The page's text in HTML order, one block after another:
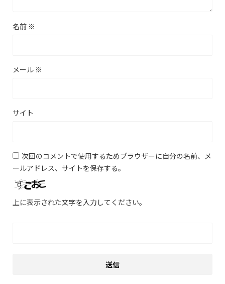
名前 ※
メール ※
サイト
次回のコメントで使用するためブラウザーに自分の名前、メ
ールアドレス、サイトを保存する。
上に表示された文字を入力してください。